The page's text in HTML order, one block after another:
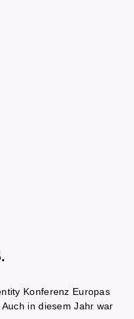
Konferenz Europas
in diesem Jahr war